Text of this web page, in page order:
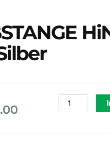
STOßSTANGE
HiNTEN
Jazz